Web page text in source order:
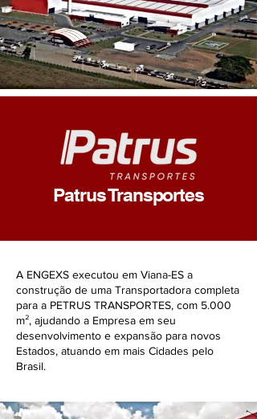
Patrus Transportes
A ENGEXS executou em Viana-ES a
construção de uma Transportadora completa
para a PETRUS TRANSPORTES, com 5.000
m², ajudando a Empresa em seu
desenvolvimento e expansão para novos
Estados, atuando em mais Cidades pelo
Brasil.